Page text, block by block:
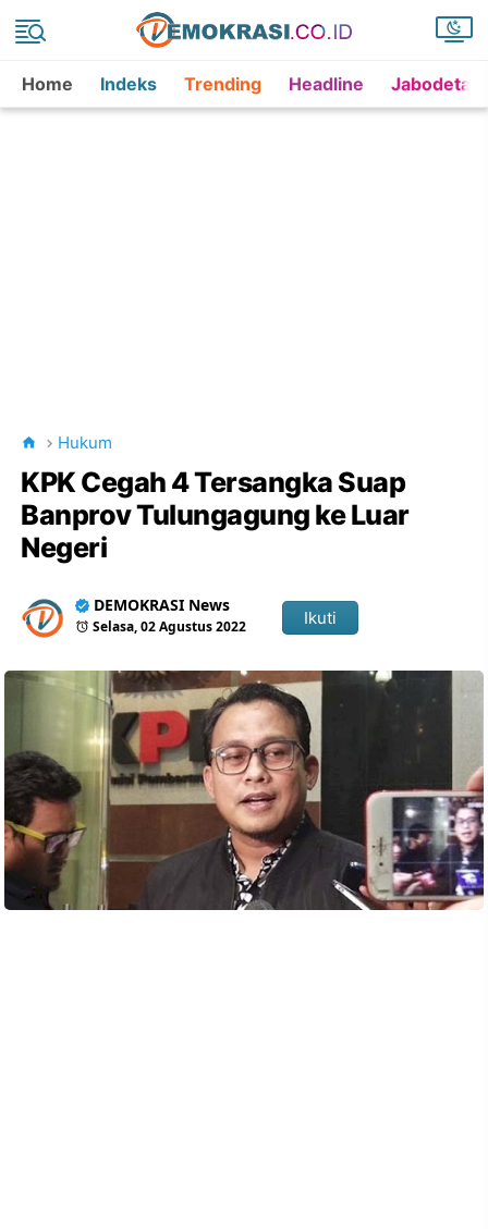
Home Indeks Trending Headline
Hukum
KPK Cegah 4 Tersangka Suap
Banprov Tulungagung ke Luar
Negeri
DEMOKRASI News
Selasa, 02 Agustus 2022 Ikuti